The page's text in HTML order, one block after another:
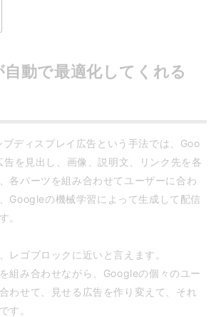
動で最適化してくれる
ディスプレイ広告という手法では、Goo
を見出し、画像、説明文、リンク先を各
各パーツを組み合わせてユーザーに合わ
Googleの機械学習によって生成して配信
。
レゴブロックに近いと言えます。
組み合わせながら、Googleの個々のユー
わせて、見せる広告を作り変えて、それ
す。